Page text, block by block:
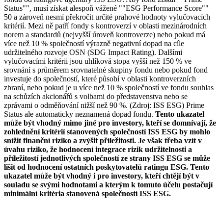
Status"", musí získat alespoň vážené ""ESG Performance Score""
50 a zároveň nesmí překročit určité prahové hodnoty vylučovacích
kritérií. Mezi ně patří fondy s kontroverzí v oblasti mezinárodních
norem a standardů (nejvyšší úroveň kontroverze) nebo pokud má
více než 10 % společností výrazně negativní dopad na cíle
udržitelného rozvoje OSN (SDG Impact Rating). Dalšími
vylučovacími kritérii jsou uhlíková stopa vyšší než 150 % ve
srovnání s průměrem srovnatelné skupiny fondu nebo pokud fond
investuje do společností, které působí v oblasti kontroverzních
zbraní, nebo pokud je u více než 10 % společností ve fondu souhlas
na schůzích akcionářů s volbami do představenstva nebo se
zprávami o odměňování nižší než 90 %. (Zdroj: ISS ESG) Prime
Status ale automaticky neznamená dopad fondu. Tento ukazatel
může být vhodný mimo jiné pro investory, kteří se domnívají, že
zohlednění kritérií stanovených společností ISS ESG by mohlo
snížit finanční riziko a zvýšit příležitosti. Je však třeba vzít v
úvahu riziko, že hodnocení integrace rizik udržitelnosti a
příležitostí jednotlivých společností ze strany ISS ESG se může
lišit od hodnocení ostatních poskytovatelů ratingu ESG. Tento
ukazatel může být vhodný i pro investory, kteří chtějí být v
souladu se svými hodnotami a kterým k tomuto účelu postačují
minimální kritéria stanovená společností ISS ESG.